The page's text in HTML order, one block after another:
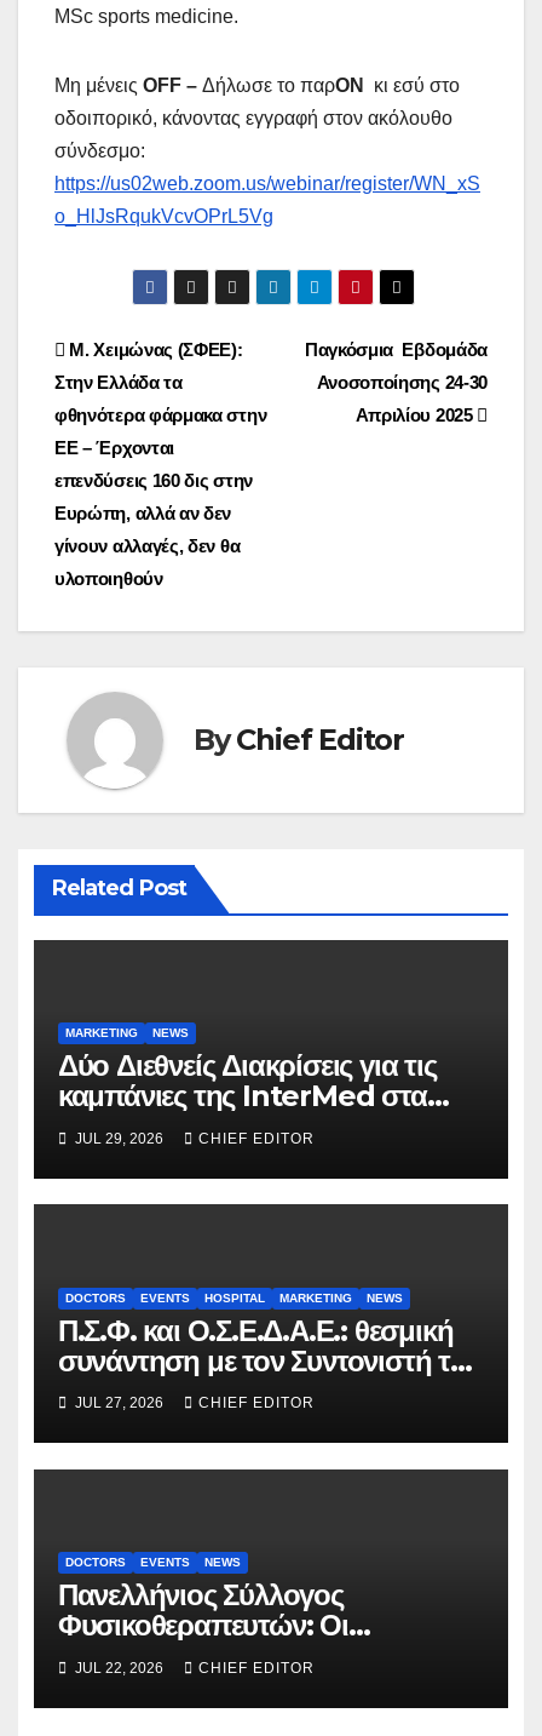
MSc sports medicine.
Μη μένεις OFF – Δήλωσε το παρON
κι εσύ στο
οδοιπορικό, κάνοντας εγγραφή στον ακόλουθο
σύνδεσμο:
https://us02web.zoom.us/webinar/register/WN_xS
o_HlJsRqukVcvOPrL5Vg
Post
navigation
Παγκόσμια Εβδομάδα
Ανοσοποίησης 24-30
Απριλίου 2025
Μ. Χειμώνας (ΣΦΕΕ):
Στην Ελλάδα τα
φθηνότερα φάρμακα στην
ΕΕ – Έρχονται
επενδύσεις 160 δις στην
Ευρώπη, αλλά αν δεν
γίνουν αλλαγές, δεν θα
υλοποιηθούν
ByChief Editor
Related Post
MARKETING NEWS
Δύο Διεθνείς Διακρίσεις για τις
καμπάνιες της InterMed στα
FOOH Awards 2026
JUL 29, 2026 CHIEF EDITOR
DOCTORS EVENTS HOSPITAL MARKETING NEWS
Π.Σ.Φ. και Ο.Σ.Ε.Δ.Α.Ε.: θεσμική
συνάντηση με τον Συντονιστή του
Γραφείου του Πρωθυπουργού
JUL 27, 2026 CHIEF EDITOR
DOCTORS EVENTS NEWS
Πανελλήνιος Σύλλογος
Φυσικοθεραπευτών: Οι
προτάσεις προς τον ΕΟΠΥΥ για
τον περιορισμό του clawback
JUL 22, 2026 CHIEF EDITOR